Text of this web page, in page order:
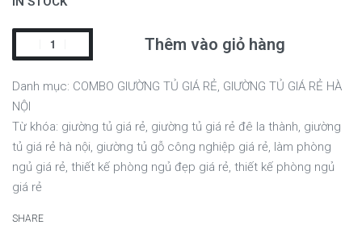
Thêm vào giỏ hàng
Danh mục: COMBO GIƯỜNG TỦ GIÁ RẺ GIƯỜNG TỦ GIÁ RẺ HÀ
NỘI
Từ khóa: giường tủ giá rẻ giường tủ giá rẻ đê la thành giường
tủ giá rẻ hà nội giường tủ gỗ công nghiệp giá rẻ làm phòng
ngủ giá rẻ thiết kế phòng ngủ đẹp giá rẻ thiết kế phòng ngủ
giá rẻ
SHARE